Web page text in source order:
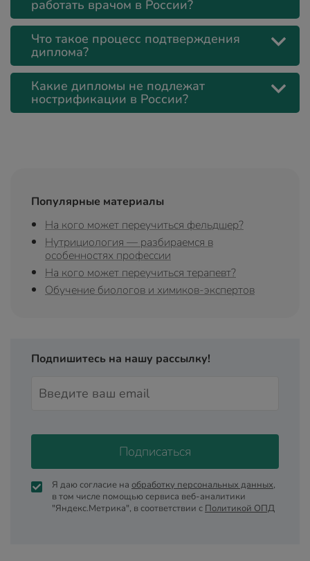
работать врачом в России?
Что такое процесс подтверждения
диплома?
Какие дипломы не подлежат
нострификации в России?
Популярные материалы
На кого может переучиться фельдшер?
Нутрициология — разбираемся в
особенностях профессии
На кого может переучиться терапевт?
Обучение биологов и химиков-экспертов
Подпишитесь на нашу рассылку!
Подписаться
Я даю согласие на обработку персональных данных,
в том числе помощью сервиса веб-аналитики
"Яндекс.Метрика", в соответствии с Политикой ОПД